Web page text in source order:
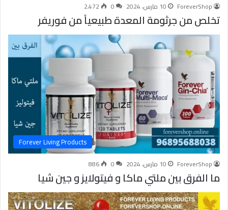
ForeverShop 10 مارس، 2024 0 2٬472
تخلص من جرثومة المعدة طبيعياً من فوريفر
Forever Living Products
ForeverShop 10 مارس، 2024 0
886
ما الفرق بين ملتي ماكا و فيتولايز و جين شيا